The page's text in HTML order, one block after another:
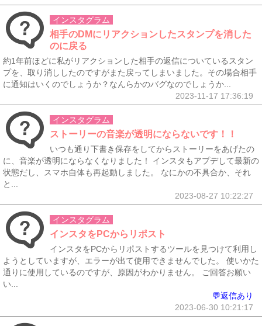
インスタグラム
相手のDMにリアクションしたスタンプを消した
のに戻る
約1年前ほどに私がリアクションした相手の返信についているスタン
プを、取り消ししたのですがまた戻ってしまいました。その場合相手
に通知はいくのでしょうか？なんらかのバグなのでしょうか...
2023-11-17 17:36:19
インスタグラム
ストーリーの音楽が透明にならないです！！
いつも通り下書き保存をしてからストーリーをあげたの
に、音楽が透明にならなくなりました！ インスタもアプデして最新の
状態だし、スマホ自体も再起動しました。 なにかの不具合か、それ
と...
2023-08-27 10:22:27
インスタグラム
インスタをPCからリポスト
インスタをPCからリポストするツールを見つけて利用し
ようとしていますが、エラーが出て使用できませんでした。 使いかた
通りに使用しているのですが、原因がわかりません。 ご回答お願い
い...
💬返信あり
2023-06-30 10:21:17